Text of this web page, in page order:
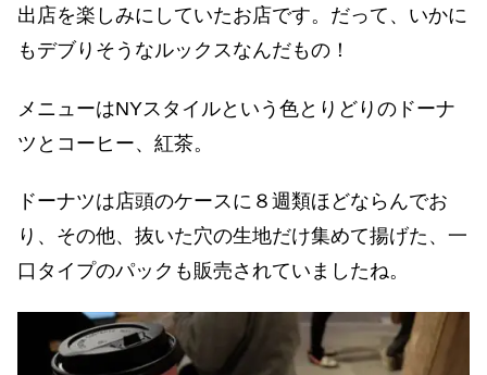
出店を楽しみにしていたお店です。だって、いかに
もデブりそうなルックスなんだもの！
メニューはNYスタイルという色とりどりのドーナ
ツとコーヒー、紅茶。
ドーナツは店頭のケースに８週類ほどならんでお
り、その他、抜いた穴の生地だけ集めて揚げた、一
口タイプのパックも販売されていましたね。